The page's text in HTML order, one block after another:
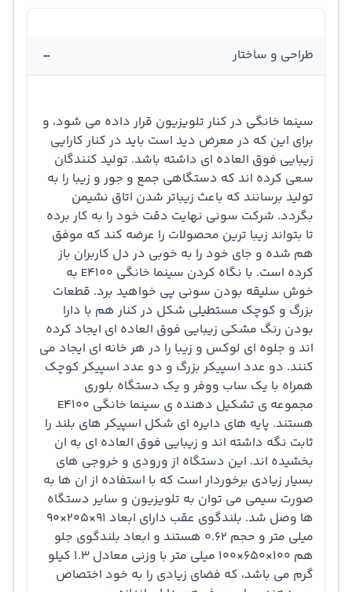
کیفیت فوق العاده اش در دنیای تکنولوژی فرمان روایی می
کند. با توان خروجی 1000 واتی این دستگاه در هنگام نگاه
قابلیت بلوری تصاویر را با کیفیت فول اچ دی FULL HD مشاهده
کنید. از طریق NFC یا بلوتوث می توانید به گوشی و تبلت
متصل شوید و فیلم و عکس های ذخیره شده ی روی موبایلتان
را با صدای بسیار بلند ببینید. این سینما خانگی از طریق وای
فای داخلی امکان اتصال به اینترنت را فراهم کرده که با
استفاده از ان می توان در صفحات وب به گشت و گذار بپردازید
و داده هایتان را با افراد دیگر به اشتراک بگذارید. سینما خانگی
E4100 با مجهز بودن به پورت USB این امکان را به شما می
دهد که تصاویر مورد علاقه تان را روی فلش مموری یا هارد
اکسرنال ضبط کنید و هر موقع که دوست داشتید ان را ببینید.
کاناله موسیقی های مورد علاقه تان را با صدایی باورنکردنی
گوش دهید و به اوج هیجان دست یابید. سونی در سینما
داده که صدا را از هم جدا می نماید و کمک می کند که خیلی
واضح و دقیق تر صدا را بشنوید. این مدل با داشتن رنگ نقره
طراحی و ساختار -
سینما خانگی در کنار تلویزیون قرار داده می شود، و
برای این که در معرض دید است باید در کنار کارایی
زیبایی فوق العاده ای داشته باشد. تولید کنندگان
سعی کرده اند که دستگاهی جمع و جور و زیبا را به
تولید برسانند که باعث زیباتر شدن اتاق نشیمن
بگردد. شرکت سونی نهایت دقت خود را به کار برده
تا بتواند زیبا ترین محصولات را عرضه کند که موفق
هم شده و جای خود را به خوبی در دل کاربران باز
کرده است. با نگاه کردن سینما خانگی E4100 به
خوش سلیقه بودن سونی پی خواهید برد. قطعات
بزرگ و کوچک مستطیلی شکل در کنار هم با دارا
بودن رنگ مشکی زیبایی فوق العاده ای ایجاد کرده
اند و جلوه ای لوکس و زیبا را در هر خانه ای ایجاد می
کنند. دو عدد اسپیکر بزرگ و دو عدد اسپیکر کوچک
همراه با یک ساب ووفر و یک دستگاه بلوری
مجموعه ی تشکیل دهنده ی سینما خانگی E4100
هستند. پایه های دایره ای شکل اسپیکر های بلند را
ثابت نگه داشته اند و زیبایی فوق العاده ای به ان
بخشیده اند. این دستگاه از ورودی و خروجی های
بسیار زیادی برخوردار است که با استفاده از ان ها به
صورت سیمی می توان به تلویزیون و سایر دستگاه
ها وصل شد. بلندگوی عقب دارای ابعاد 91×205×90
میلی متر و حجم 0.62 هستند و ابعاد بلندگوی جلو
هم 100×650×100 میلی متر با وزنی معادل 1.3 کیلو
گرم می باشد، که فضای زیادی را به خود اختصاص